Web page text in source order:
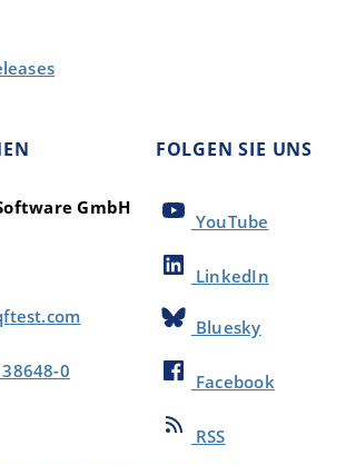
GmbH
0
FOLGEN SIE UNS
YouTube
LinkedIn
Bluesky
Facebook
RSS